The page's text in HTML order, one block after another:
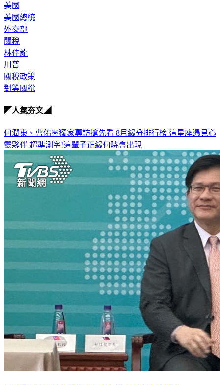
美國
美國總統
外交部
關稅
林佳龍
川普
關稅政策
對等關稅
◤人氣夯文◢
何潤東、曹佑寧獨家專訪搶先看 8月緣分排行榜 這星座遇見心
靈夥伴 超準測字!這輩子正緣何時會出現